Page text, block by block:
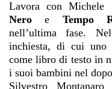
Lavora con
Neroe Tempo
nell’ultima fase.
inchiesta, di cui uno
come libro di testo in
i suoi bambini nel
Silvestro